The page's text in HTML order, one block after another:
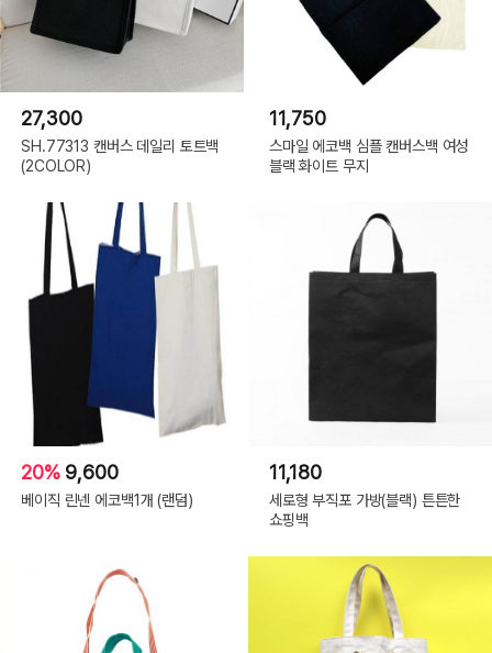
27,300
SH.77313 캔버스 데일리 토트백
(2COLOR)
11,750
스마일 에코백 심플 캔버스백 여성
블랙 화이트 무지
20% 9,600
베이직 린넨 에코백1개 (랜덤)
11,180
세로형 부직포 가방(블랙) 튼튼한
쇼핑백